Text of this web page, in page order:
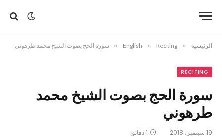
الرئيسية »
English » Reciting
» سورة الحج بصوت الشيخ محمد طرهوني
RECITING
سورة الحج بصوت الشيخ محمد
طرهوني
19 سبتمبر، 2018 1 دقائق